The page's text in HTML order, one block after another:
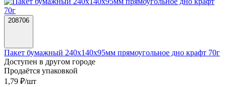
208706
Пакет бумажный 240х140х95мм прямоугольное дно крафт 70г
Доступен в другом городе
Продаётся упаковкой
1,79 ₽/шт